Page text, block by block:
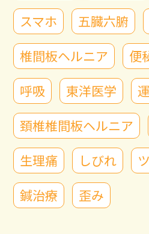
スマホ
五臓六腑
椎間板ヘルニア
便
呼吸
東洋医学
頚椎椎間板ヘルニア
生理痛
しびれ
鍼治療
歪み